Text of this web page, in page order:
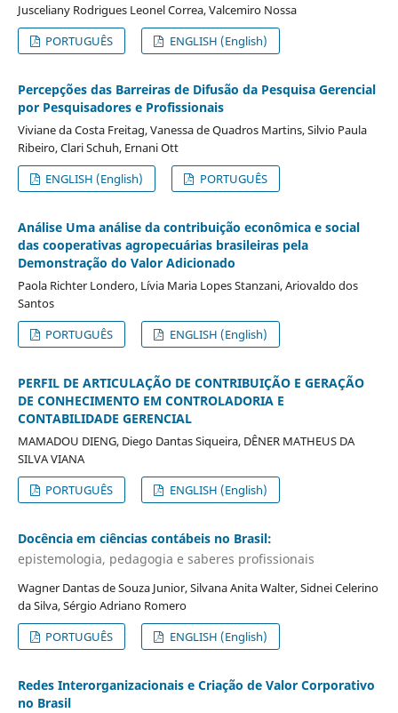
Jusceliany Rodrigues Leonel Correa, Valcemiro Nossa
PORTUGUÊS
ENGLISH (English)
Percepções das Barreiras de Difusão da Pesquisa Gerencial
por Pesquisadores e Profissionais
Viviane da Costa Freitag, Vanessa de Quadros Martins, Silvio Paula
Ribeiro, Clari Schuh, Ernani Ott
ENGLISH (English)
PORTUGUÊS
Análise Uma análise da contribuição econômica e social
das cooperativas agropecuárias brasileiras pela
Demonstração do Valor Adicionado
Paola Richter Londero, Lívia Maria Lopes Stanzani, Ariovaldo dos
Santos
PORTUGUÊS
ENGLISH (English)
PERFIL DE ARTICULAÇÃO DE CONTRIBUIÇÃO E GERAÇÃO
DE CONHECIMENTO EM CONTROLADORIA E
CONTABILIDADE GERENCIAL
MAMADOU DIENG, Diego Dantas Siqueira, DÊNER MATHEUS DA
SILVA VIANA
PORTUGUÊS
ENGLISH (English)
Docência em ciências contábeis no Brasil:
epistemologia, pedagogia e saberes profissionais
Wagner Dantas de Souza Junior, Silvana Anita Walter, Sidnei Celerino
da Silva, Sérgio Adriano Romero
PORTUGUÊS
ENGLISH (English)
Redes Interorganizacionais e Criação de Valor Corporativo
no Brasil